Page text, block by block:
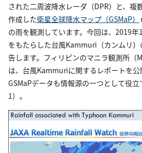
された二周波降水レーダ（DPR）と、複
作成した衛星全球降水マップ（GSMaP）
の雨を観測しています。今回は、2019
をもたらした台風Kammuri（カンムリ
告します。フィリピンのマニラ観測所（
は、台風Kammuriに関するレポートを公
GSMaPデータも情報源の一つとして役
1）。